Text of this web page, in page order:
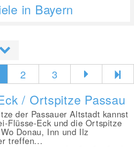
in Bayern
2 3
/ Ortspitze Passau
der Passauer Altstadt kannst
Flüsse-Eck und die Ortspitze
Donau, Inn und Ilz
treffen...